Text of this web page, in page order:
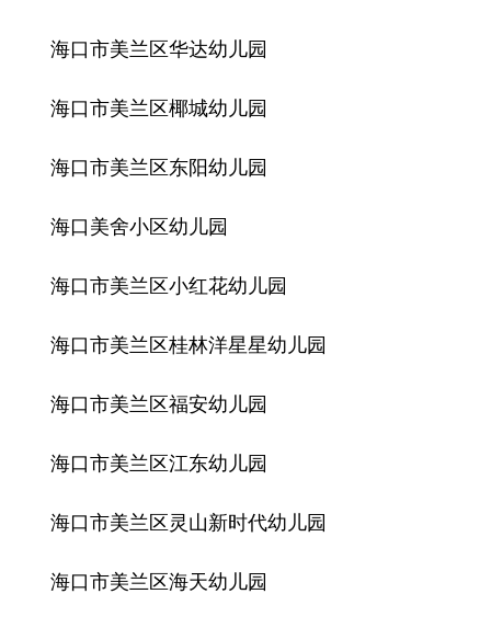
海口市美兰区华达幼儿园
海口市美兰区椰城幼儿园
海口市美兰区东阳幼儿园
海口美舍小区幼儿园
海口市美兰区小红花幼儿园
海口市美兰区桂林洋星星幼儿园
海口市美兰区福安幼儿园
海口市美兰区江东幼儿园
海口市美兰区灵山新时代幼儿园
海口市美兰区海天幼儿园